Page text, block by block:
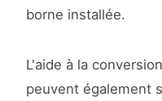
borne installée.
L'aide à la
peuvent également